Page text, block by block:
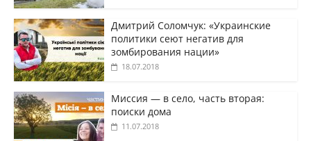
Дмитрий Соломчук: «Украинские
политики сеют негатив для
зомбирования нации»
18.07.2018
Миссия — в село, часть вторая:
поиски дома
11.07.2018